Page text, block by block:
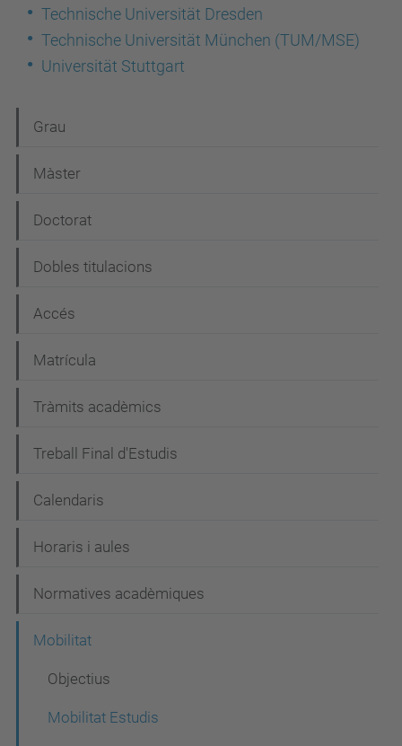
Technische Universität Dresden
Technische Universität München (TUM/MSE)
Universität Stuttgart
a
v
g
a
i
ó
Grau
Màster
Doctorat
Dobles titulacions
Accés
Matrícula
Tràmits acadèmics
Treball Final d'Estudis
Calendaris
Horaris i aules
Normatives acadèmiques
Mobilitat
Objectius
Mobilitat Estudis